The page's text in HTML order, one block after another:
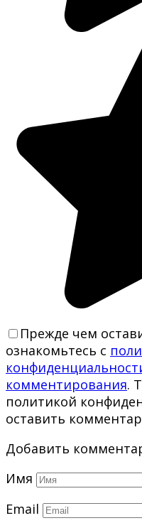
Прежде чем
ознакомьтесь с
комментирования.
политикой
оставить
Добавить
Имя
Email